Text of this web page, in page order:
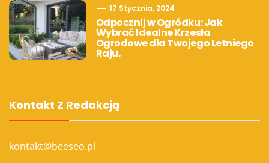
17 Stycznia, 2024
Odpocznij w Ogródku: Jak
Wybrać Idealne Krzesła
Ogrodowe dla Twojego Letniego
Raju.
Kontakt Z Redakcją
kontakt@beeseo.pl